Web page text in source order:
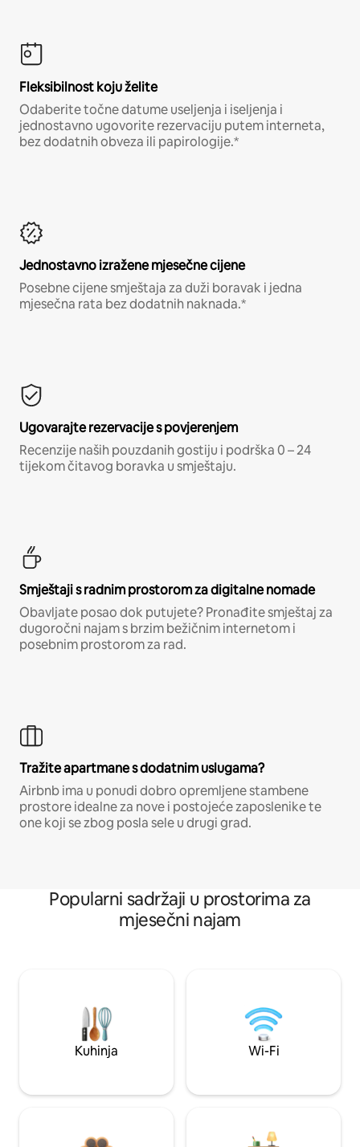
Fleksibilnost koju želite
Odaberite točne datume useljenja i iseljenja i
jednostavno ugovorite rezervaciju putem interneta,
bez dodatnih obveza ili papirologije.*
Jednostavno izražene mjesečne cijene
Posebne cijene smještaja za duži boravak i jedna
mjesečna rata bez dodatnih naknada.*
Ugovarajte rezervacije s povjerenjem
Recenzije naših pouzdanih gostiju i podrška 0 – 24
tijekom čitavog boravka u smještaju.
Smještaji s radnim prostorom za digitalne nomade
Obavljate posao dok putujete? Pronađite smještaj za
dugoročni najam s brzim bežičnim internetom i
posebnim prostorom za rad.
Tražite apartmane s dodatnim uslugama?
Airbnb ima u ponudi dobro opremljene stambene
prostore idealne za nove i postojeće zaposlenike te
one koji se zbog posla sele u drugi grad.
Popularni sadržaji u prostorima za
mjesečni najam
Kuhinja Wi-Fi